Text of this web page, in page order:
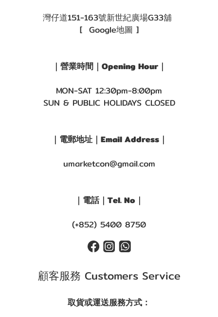
灣仔道151-163號新世紀廣場G33舖
[ Google地圖 ]
｜營業時間｜Opening Hour｜
MON-SAT 12:30pm-8:00pm
SUN & PUBLIC HOLIDAYS CLOSED
｜電郵地址｜Email Address｜
umarketcon@gmail.com
｜電話｜Tel. No｜
(+852) 5400 8750
顧客服務 Customers Service
取貨或運送服務方式：